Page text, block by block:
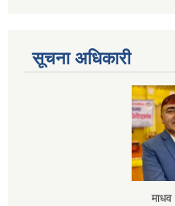
सूचना अधिकारी